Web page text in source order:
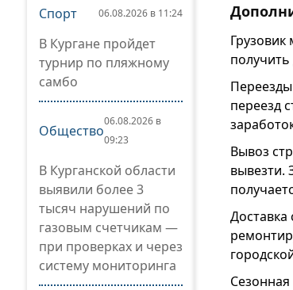
Спорт 06.08.2026 в 11:24
В Кургане пройдет
турнир по пляжному
самбо
Общество
06.08.2026 в
09:23
В Курганской области
выявили более 3
тысяч нарушений по
газовым счетчикам —
при проверках и через
систему мониторинга
Грузовик
переезд
Вывоз
вывезти.